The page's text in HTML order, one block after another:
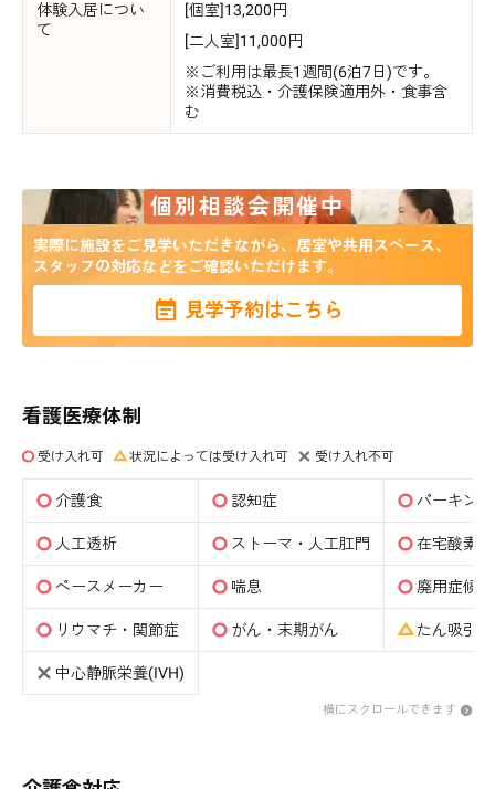
体験入居につい
て
[個室]13,200円
[二人室]11,000円
※ご利用は最長1週間(6泊7日)です。
※消費税込・介護保険適用外・食事含
む
個別相談会開催中
実際に施設をご見学いただきながら、居室や共用スペース、
スタッフの対応などをご確認いただけます。
見学予約はこちら
看護医療体制
受け入れ可 状況によっては受け入れ可 受け入れ不可
介護食 認知症 パーキン
人工透析 ストーマ・人工肛門 在宅酸素
ペースメーカー 喘息 廃用症候群
リウマチ・関節症 がん・末期がん たん吸引(
中心静脈栄養(IVH)
横にスクロールできます